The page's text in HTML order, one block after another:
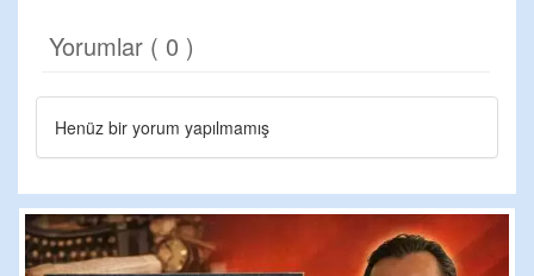
Yorumlar ( 0 )
Henüz bir yorum yapılmamış